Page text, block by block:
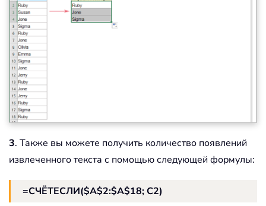
3. Также вы можете получить количество появлений
извлеченного текста с помощью следующей формулы:
=СЧЁТЕСЛИ($A$2:$A$18; C2)